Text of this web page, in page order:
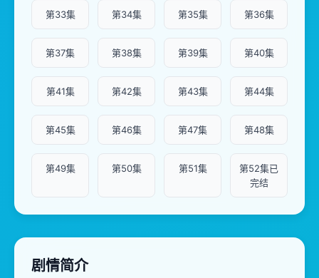
第33集 第34集 第35集 第36集
第37集 第38集 第39集 第40集
第41集 第42集 第43集 第44集
第45集 第46集 第47集 第48集
第49集 第50集 第51集
第52集已
完结
剧情简介